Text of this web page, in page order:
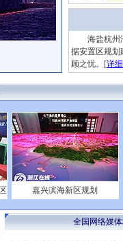
海盐杭州湾
据安置区规划
顾之忧。[详细
嘉兴滨海新区规划
全国网络媒